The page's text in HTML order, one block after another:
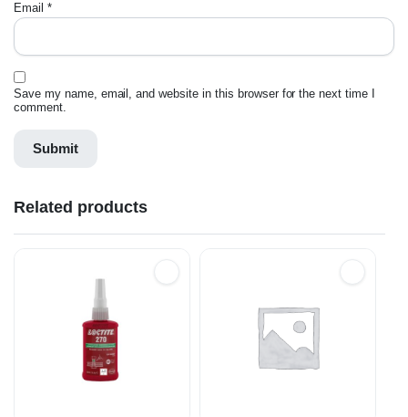
Email *
Save my name, email, and website in this browser for the next time I
comment.
Related products